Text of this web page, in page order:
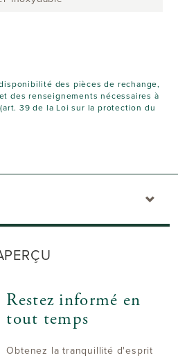
des pièces de rechange,
des renseignements nécessaires à
39 de la Loi sur la protection du
Restez informé en
tout temps
Obtenez la tranquillité d'esprit